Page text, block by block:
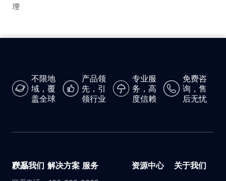
理
不限地
域，覆
盖全球
产品领
先，引
领行业
专业服
务，高
度信赖
免费咨
询，售
后无忧
产品 解决方案 服务 资源中心 关于我们
联系我们